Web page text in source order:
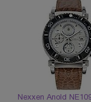
Nexxen Anold